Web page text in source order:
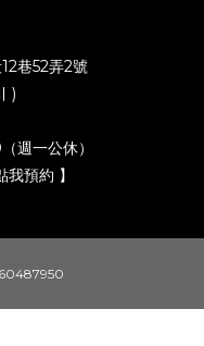
巷52弄2號
)
週一公休）
預約 】